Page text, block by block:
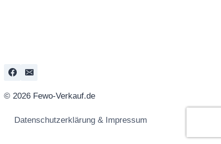
© 2026 Fewo-Verkauf.de
Datenschutzerklärung & Impressum